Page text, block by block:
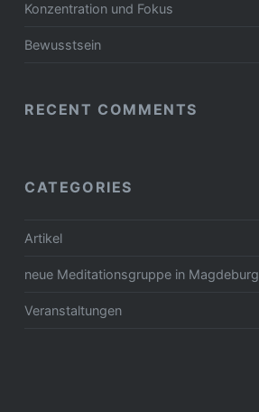
Konzentration und Fokus
Bewusstsein
RECENT COMMENTS
CATEGORIES
Artikel
neue Meditationsgruppe in Magdeburg
Veranstaltungen